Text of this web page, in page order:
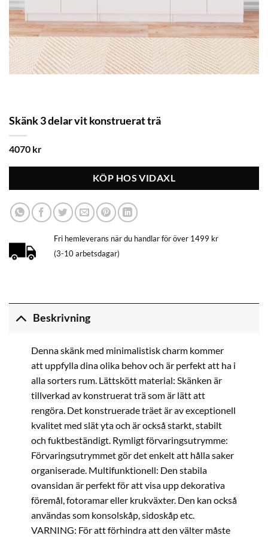
Skänk 3 delar vit konstruerat trä
4070 kr
KÖP HOS VIDAXL
Fri hemleverans när du handlar för över 1499 kr
(3-10 arbetsdagar)
Beskrivning
Denna skänk med minimalistisk charm kommer
att uppfylla dina olika behov och är perfekt att ha i
alla sorters rum. Lättskött material: Skänken är
tillverkad av konstruerat trä som är lätt att
rengöra. Det konstruerade träet är av exceptionell
kvalitet med slät yta och är också starkt, stabilt
och fuktbeständigt. Rymligt förvaringsutrymme:
Förvaringsutrymmet gör det enkelt att hålla saker
organiserade. Multifunktionell: Den stabila
ovansidan är perfekt för att visa upp dekorativa
föremål, fotoramar eller krukväxter. Den kan också
användas som konsolskåp, sidoskåp etc.
VARNING: För att förhindra att den välter måste